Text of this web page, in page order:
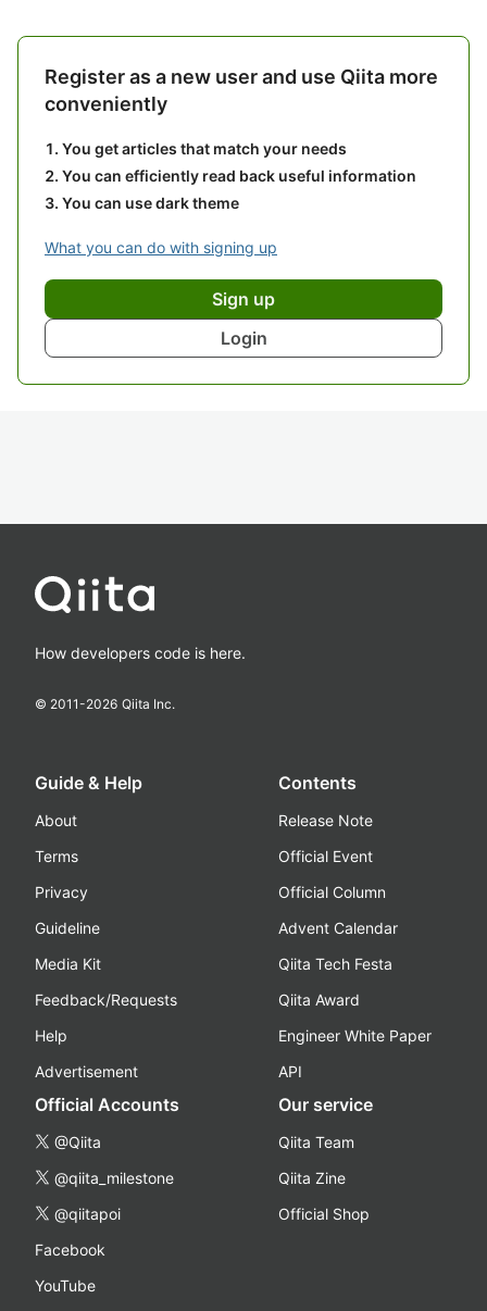
Register as a new user and use Qiita more
conveniently
You get articles that match your needs
You can efficiently read back useful information
You can use dark theme
What you can do with signing up
Sign up
Login
How developers code is here.
© 2011-2026 Qiita Inc.
Guide & Help
About
Terms
Privacy
Guideline
Media Kit
Feedback/Requests
Help
Advertisement
Contents
Release Note
Official Event
Official Column
Advent Calendar
Qiita Tech Festa
Qiita Award
Engineer White Paper
API
Official Accounts
@Qiita
@qiita_milestone
@qiitapoi
Facebook
YouTube
Our service
Qiita Team
Qiita Zine
Official Shop